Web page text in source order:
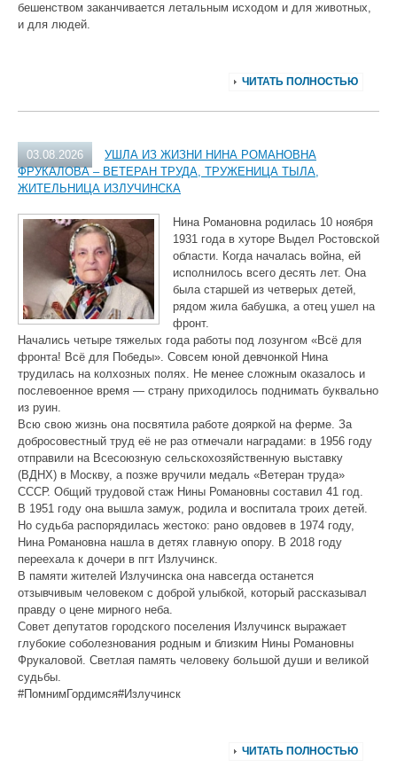
бешенством заканчивается летальным исходом и для животных,
и для людей.
ЧИТАТЬ ПОЛНОСТЬЮ
03.08.2026
УШЛА ИЗ ЖИЗНИ НИНА РОМАНОВНА
ФРУКАЛОВА – ВЕТЕРАН ТРУДА, ТРУЖЕНИЦА ТЫЛА,
ЖИТЕЛЬНИЦА ИЗЛУЧИНСКА
Нина Романовна родилась 10 ноября
1931 года в хуторе Выдел Ростовской
области. Когда началась война, ей
исполнилось всего десять лет. Она
была старшей из четверых детей,
рядом жила бабушка, а отец ушел на
фронт.
Начались четыре тяжелых года работы под лозунгом «Всё для
фронта! Всё для Победы». Совсем юной девчонкой Нина
трудилась на колхозных полях. Не менее сложным оказалось и
послевоенное время — страну приходилось поднимать буквально
из руин.
Всю свою жизнь она посвятила работе дояркой на ферме. За
добросовестный труд её не раз отмечали наградами: в 1956 году
отправили на Всесоюзную сельскохозяйственную выставку
(ВДНХ) в Москву, а позже вручили медаль «Ветеран труда»
СССР. Общий трудовой стаж Нины Романовны составил 41 год.
В 1951 году она вышла замуж, родила и воспитала троих детей.
Но судьба распорядилась жестоко: рано овдовев в 1974 году,
Нина Романовна нашла в детях главную опору. В 2018 году
переехала к дочери в пгт Излучинск.
В памяти жителей Излучинска она навсегда останется
отзывчивым человеком с доброй улыбкой, который рассказывал
правду о цене мирного неба.
Совет депутатов городского поселения Излучинск выражает
глубокие соболезнования родным и близким Нины Романовны
Фрукаловой. Светлая память человеку большой души и великой
судьбы.
#ПомнимГордимся#Излучинск
ЧИТАТЬ ПОЛНОСТЬЮ